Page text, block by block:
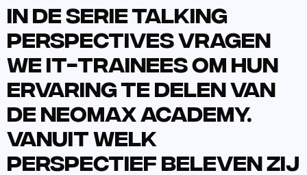
In de serie Talking
Perspectives vragen
we IT-trainees om hun
ervaring te delen van
de Neomax Academy.
Vanuit welk
perspectief beleven zij